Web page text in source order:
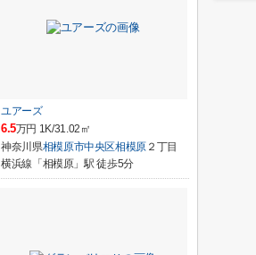
ユアーズ
6.5万円 1K/31.02㎡
神奈川県相模原市中央区相模原 ２丁目
横浜線「相模原」駅 徒歩5分